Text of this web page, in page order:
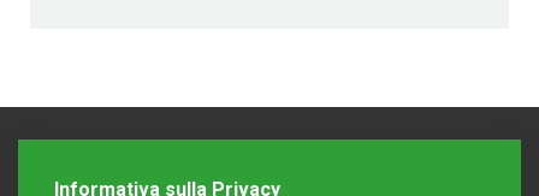
Informativa sulla Privacy